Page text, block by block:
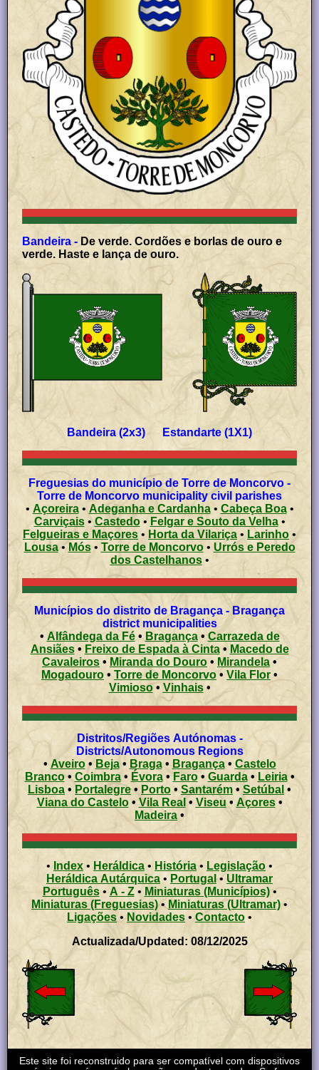
Bandeira - De verde. Cordões e borlas de ouro e
verde. Haste e lança de ouro.
Bandeira (2x3) Estandarte (1X1)
Freguesias do município de Torre de Moncorvo -
Torre de Moncorvo municipality civil parishes
• Açoreira• Adeganha e Cardanha• Cabeça Boa•
Carviçais•Castedo• Felgar e Souto da Velha•
Felgueiras e Maçores • Horta da Vilariça • Larinho •
Lousa• Mós• Torre de Moncorvo• Urrós e Peredo
dos Castelhanos•
Municípios do distrito de Bragança - Bragança
district municipalities
• Alfândega da Fé• Bragança• Carrazeda de
Ansiães• Freixo de Espada à Cinta• Macedo de
Cavaleiros • Miranda do Douro • Mirandela •
Mogadouro • Torre de Moncorvo• Vila Flor •
Vimioso• Vinhais•
Distritos/Regiões Autónomas -
Districts/Autonomous Regions
• Aveiro• Beja• Braga• Bragança• Castelo
Branco• Coimbra• Évora•Faro• Guarda• Leiria•
Lisboa •Portalegre• Porto • Santarém • Setúbal •
Viana do Castelo• Vila Real • Viseu•Açores •
Madeira •
• Index • Heráldica • História • Legislação •
Heráldica Autárquica • Portugal • Ultramar
Português• A - Z• Miniaturas (Municípios)•
Miniaturas (Freguesias)• Miniaturas (Ultramar)•
Ligações• Novidades • Contacto •
Actualizada/Updated: 08/12/2025
Este site foi reconstruido para ser compatível com dispositivos